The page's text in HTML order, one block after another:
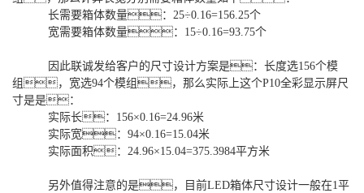
长需要箱体数量：25÷0.16=156.25个
宽需要箱体数量：15÷0.16=93.75个
因此联诚发给客户的尺寸设计方案是：长度选156个模
组，宽选94个模组，那么实际上这个P10全彩显示屏尺
寸是是：
实际长：156×0.16=24.96米
实际宽：94×0.16=15.04米
实际面积：24.96×15.04=375.3984平方米
另外值得注意的是，目前LED箱体尺寸设计一般在1平